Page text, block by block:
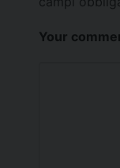
Your